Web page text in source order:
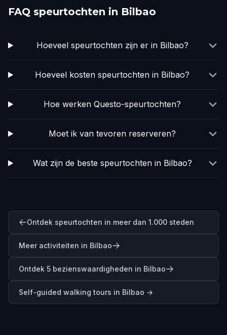
FAQ speurtochten in Bilbao
Hoeveel speurtochten zijn er in Bilbao?
Hoeveel kosten speurtochten in Bilbao?
Hoe werken Questo-speurtochten?
Moet ik van tevoren reserveren?
Wat zijn de beste speurtochten in Bilbao?
Ontdek speurtochten in meer dan 1.000 steden
Meer activiteiten in Bilbao
Ontdek 5 bezienswaardigheden in Bilbao
Self-guided walking tours in Bilbao →